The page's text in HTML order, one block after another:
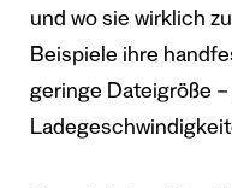
und wo sie wirklich
Beispiele ihre
geringe Dateigröße